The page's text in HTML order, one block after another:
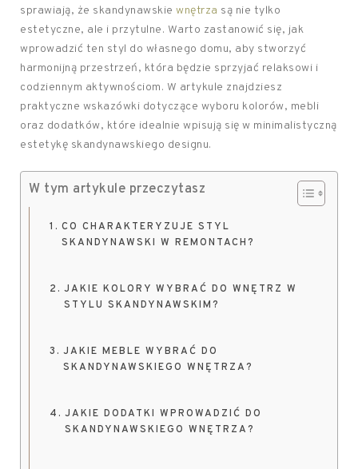
sprawiają, że skandynawskie wnętrza są nie tylko
estetyczne, ale i przytulne. Warto zastanowić się, jak
wprowadzić ten styl do własnego domu, aby stworzyć
harmonijną przestrzeń, która będzie sprzyjać relaksowi i
codziennym aktywnościom. W artykule znajdziesz
praktyczne wskazówki dotyczące wyboru kolorów, mebli
oraz dodatków, które idealnie wpisują się w minimalistyczną
estetykę skandynawskiego designu.
W tym artykule przeczytasz
CO CHARAKTERYZUJE STYL
SKANDYNAWSKI W REMONTACH?
JAKIE KOLORY WYBRAĆ DO WNĘTRZ W
STYLU SKANDYNAWSKIM?
JAKIE MEBLE WYBRAĆ DO
SKANDYNAWSKIEGO WNĘTRZA?
JAKIE DODATKI WPROWADZIĆ DO
SKANDYNAWSKIEGO WNĘTRZA?